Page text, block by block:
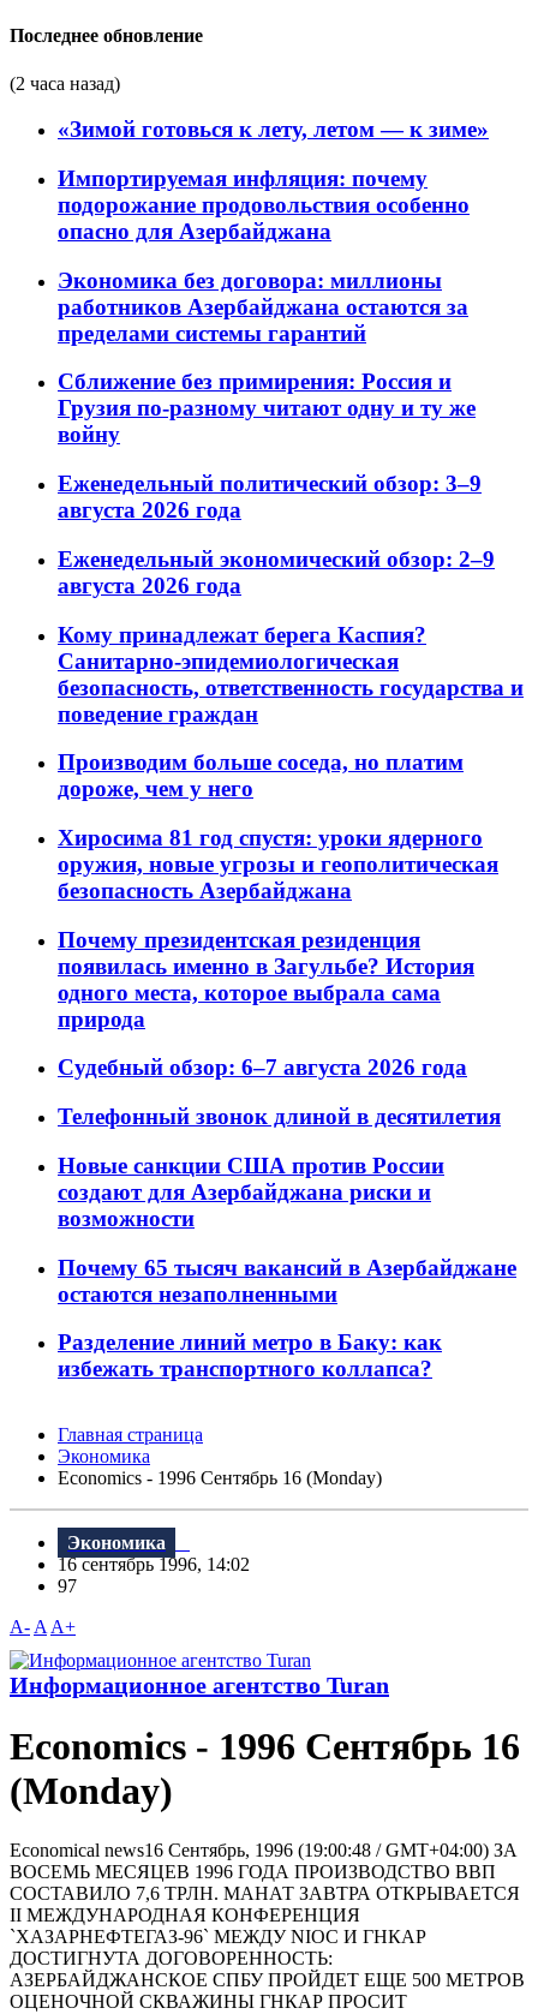
Последнее обновление
(2 часа назад)
«Зимой готовься к лету, летом — к зиме»
Импортируемая инфляция: почему
подорожание продовольствия особенно
опасно для Азербайджана
Экономика без договора: миллионы
работников Азербайджана остаются за
пределами системы гарантий
Сближение без примирения: Россия и
Грузия по-разному читают одну и ту же
войну
Еженедельный политический обзор: 3–9
августа 2026 года
Еженедельный экономический обзор: 2–9
августа 2026 года
Кому принадлежат берега Каспия?
Санитарно-эпидемиологическая
безопасность, ответственность государства и
поведение граждан
Производим больше соседа, но платим
дороже, чем у него
Хиросима 81 год спустя: уроки ядерного
оружия, новые угрозы и геополитическая
безопасность Азербайджана
Почему президентская резиденция
появилась именно в Загульбе? История
одного места, которое выбрала сама
природа
Судебный обзор: 6–7 августа 2026 года
Телефонный звонок длиной в десятилетия
Новые санкции США против России
создают для Азербайджана риски и
возможности
Почему 65 тысяч вакансий в Азербайджане
остаются незаполненными
Разделение линий метро в Баку: как
избежать транспортного коллапса?
Главная страница
Экономика
Economics - 1996 Сентябрь 16 (Monday)
Экономика
16 сентябрь 1996, 14:02
97
A- A A+
Информационное агентство Turan
Economics - 1996 Сентябрь 16
(Monday)
Economical news16 Сентябрь, 1996 (19:00:48 / GMT+04:00) ЗА
ВОСЕМЬ МЕСЯЦЕВ 1996 ГОДА ПРОИЗВОДСТВО ВВП
СОСТАВИЛО 7,6 ТРЛН. МАНАТ ЗАВТРА ОТКРЫВАЕТСЯ
II МЕЖДУНАРОДНАЯ КОНФЕРЕНЦИЯ
`ХАЗАРНЕФТЕГАЗ-96` МЕЖДУ NIOC И ГHКАР
ДОСТИГНУТА ДОГОВОРЕННОСТЬ:
АЗЕРБАЙДЖАНСКОЕ СПБУ ПРОЙДЕТ ЕЩЕ 500 МЕТРОВ
ОЦЕНОЧНОЙ СКВАЖИНЫ ГHКАР ПРОСИТ